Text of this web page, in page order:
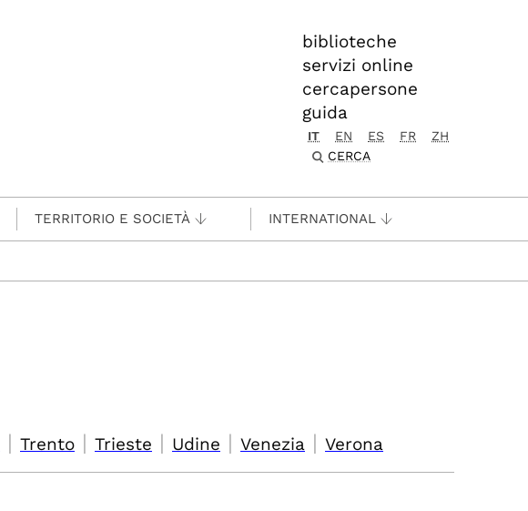
biblioteche
servizi online
cercapersone
guida
IT EN ES FR
ZH
CERCA
TERRITORIO E SOCIETÀ INTERNATIONAL
| Trento | Trieste | Udine | Venezia | Verona